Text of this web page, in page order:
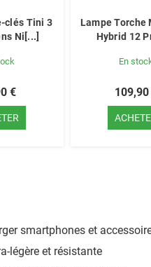
clés Tini 3
Ni[...]
€
Lampe Torche
Hybrid 12
En
109,90
smartphones et
légère et résistante